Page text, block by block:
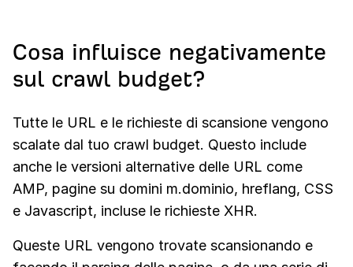
Cosa influisce negativamente
sul crawl budget?
Tutte le URL e le richieste di scansione vengono
scalate dal tuo crawl budget. Questo include
anche le versioni alternative delle URL come
AMP, pagine su domini m.dominio, hreflang, CSS
e Javascript, incluse le richieste XHR.
Queste URL vengono trovate scansionando e